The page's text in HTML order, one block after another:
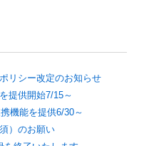
リシー改定のお知らせ
提供開始7/15～
機能を提供6/30～
）のお願い